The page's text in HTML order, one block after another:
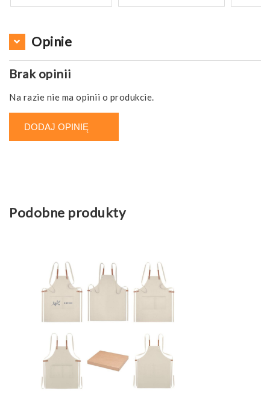
Opinie
Brak opinii
Na razie nie ma opinii o produkcie.
DODAJ OPINIĘ
Podobne produkty